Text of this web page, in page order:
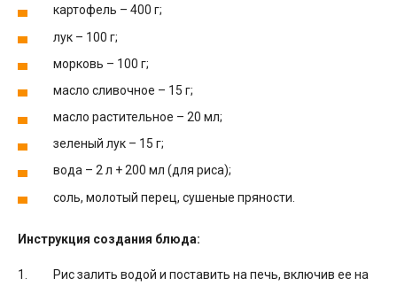
картофель – 400 г;
лук – 100 г;
морковь – 100 г;
масло сливочное – 15 г;
масло растительное – 20 мл;
зеленый лук – 15 г;
вода – 2 л + 200 мл (для риса);
соль, молотый перец, сушеные пряности.
Инструкция создания блюда:
Рис залить водой и поставить на печь, включив ее на